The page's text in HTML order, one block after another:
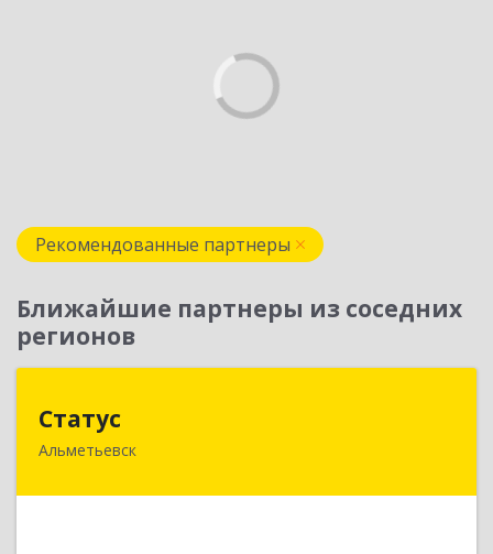
Рекомендованные партнеры
Ближайшие партнеры из соседних
регионов
Статус
Альметьевск
423450, Татарстан Респ, Альметьевск г, Мира